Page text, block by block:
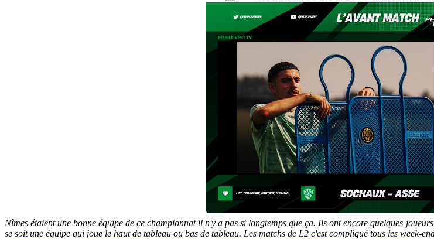
Nîmes étaient une bonne équipe de ce championnat il n'y a pas si longtemps que ça. Ils ont encore quelques
se soit une équipe qui joue le haut de tableau ou bas de tableau. Les matchs de L2 c'est compliqué tous les week-